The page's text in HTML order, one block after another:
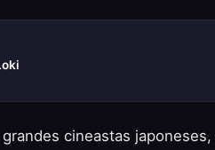
cineastas